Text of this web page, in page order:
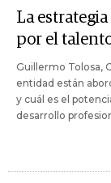
La
por el
Guillermo Tolosa,
entidad están
y cuál es el
desarrollo